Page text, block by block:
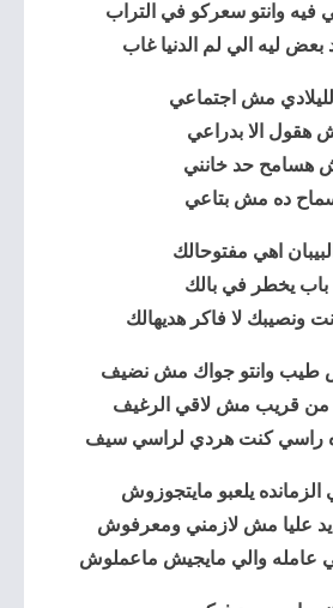
فيه وانتو سعركو في التراب
بعض ليه الي لم الدنيا غاب
مش اجتماعي
هقول الا بدراعي
هسامح حد خانني
ده مش بتاعي
اهي مفتوحالك
باب يخطر في بالك
ونصيبك لا فاكر هديهالك
طيب وانتو جواك مش نضيف
قريب مش لاقي الرغيف
راسي كنت هردي لراسي سيف
الزمانده يلعبو مايتجوزوش
عليا مش لازمني ومعرفوش
عامله والي مايجيش ماعملوش